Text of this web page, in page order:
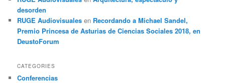
desorden
RUGE Audiovisuales en Recordando a Michael Sandel,
Premio Princesa de Asturias de Ciencias Sociales 2018, en
DeustoForum
CATEGORIES
Conferencias